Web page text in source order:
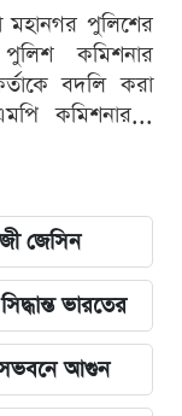
মহানগর পুলিশের
কমিশনার
বদলি করা
কমিশনার...
জেসিন
ভারতের
আগুন